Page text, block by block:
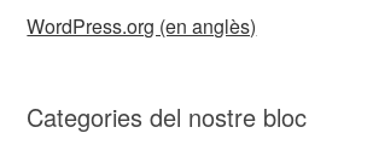
WordPress.org (en anglès)
Categories del nostre bloc